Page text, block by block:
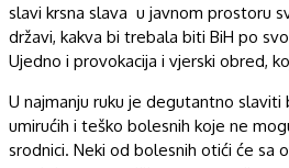
slavi krsna slava u javnom prostoru
državi, kakva bi trebala biti BiH po
Ujedno i provokacija i vjerski obred,
U najmanju ruku je degutantno slaviti
umirućih i teško bolesnih koje ne
srodnici. Neki od bolesnih otići će sa